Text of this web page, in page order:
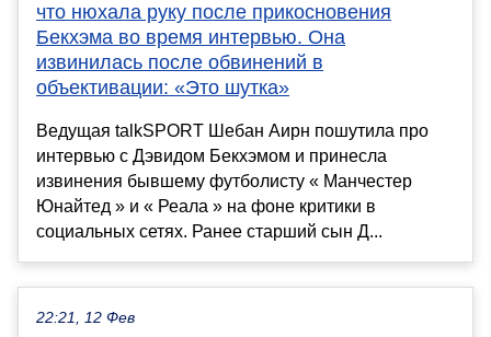
что нюхала руку после прикосновения
Бекхэма во время интервью. Она
извинилась после обвинений в
объективации: «Это шутка»
Ведущая talkSPORT Шебан Аирн пошутила про
интервью с Дэвидом Бекхэмом и принесла
извинения бывшему футболисту « Манчестер
Юнайтед » и « Реала » на фоне критики в
социальных сетях. Ранее старший сын Д...
22:21, 12 Фев